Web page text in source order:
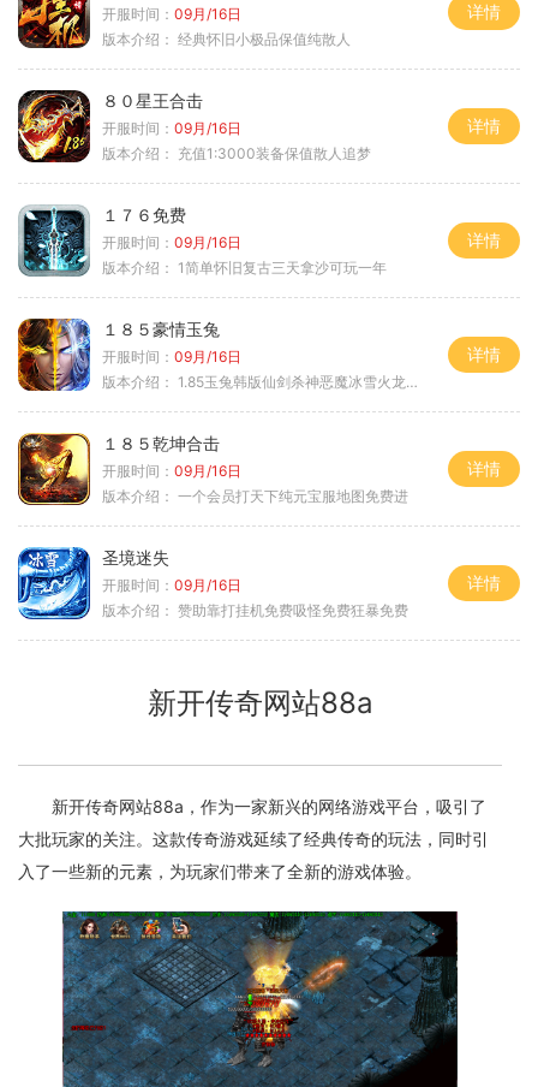
开服时间： 09月/16日
版本介绍： 经典怀旧小极品保值纯散人
详情
８０星王合击
开服时间： 09月/16日
版本介绍： 充值1:3000装备保值散人追梦
详情
１７６免费
开服时间： 09月/16日
版本介绍： 1简单怀旧复古三天拿沙可玩一年
详情
１８５豪情玉兔
开服时间： 09月/16日
版本介绍： 1.85玉兔韩版仙剑杀神恶魔冰雪火龙神器专属
详情
１８５乾坤合击
开服时间： 09月/16日
版本介绍： 一个会员打天下纯元宝服地图免费进
详情
圣境迷失
开服时间： 09月/16日
版本介绍： 赞助靠打挂机免费吸怪免费狂暴免费
详情
新开传奇网站88a
新开传奇网站88a，作为一家新兴的网络游戏平台，吸引了
大批玩家的关注。这款传奇游戏延续了经典传奇的玩法，同时引
入了一些新的元素，为玩家们带来了全新的游戏体验。